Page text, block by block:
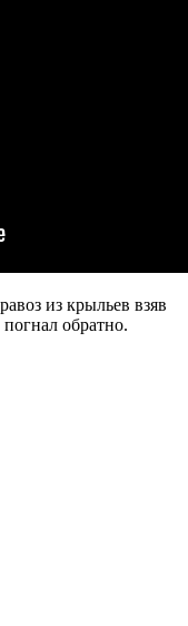
из крыльев взяв
обратно.